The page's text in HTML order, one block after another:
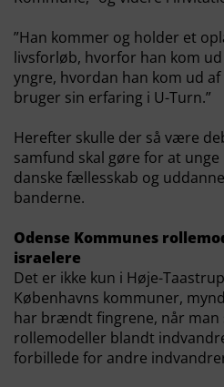
”Han kommer og holder et
livsforløb, hvorfor han kom
yngre, hvordan han kom ud
bruger sin erfaring i U-Turn.”
Herefter skulle der så være
samfund skal gøre for at
danske fællesskab og
banderne.
Odense Kommunes
israelere
Det er ikke kun i Høje-
Københavns kommuner,
har brændt fingrene, når man
rollemodeller blandt
forbillede for andre